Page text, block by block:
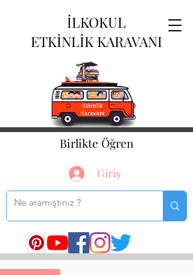
İLKOKUL
ETKİNLİK KARAVANI
Birlikte Öğren
Giriş